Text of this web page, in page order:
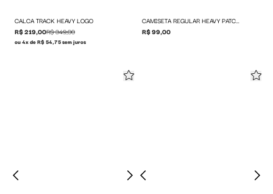
CALCA TRACK HEAVY LOGO
R$ 219,00R$ 349,00
ou 4x de R$ 54,75 sem juros
CAMISETA REGULAR HEAVY PATCH LOGO
R$ 99,00